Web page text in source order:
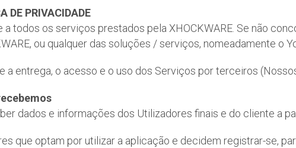
DE PRIVACIDADE
todos os serviços prestados pela XHOCKWARE. Se não
ou qualquer das soluções / serviços, nomeadamente o
a entrega, o acesso e o uso dos Serviços por terceiros
dados e informações dos Utilizadores finais e do cliente a
que optam por utilizar a aplicação e decidem registrar-se,